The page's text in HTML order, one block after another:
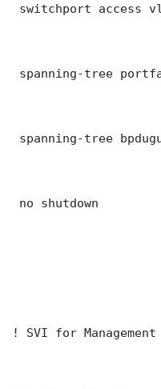
switchport access
spanning-tree
spanning-tree
no shutdown
! SVI for Management